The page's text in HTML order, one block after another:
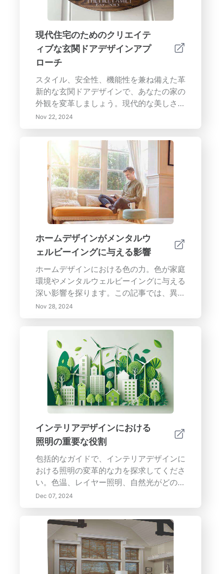
ださい。注意の散漫を最小限に抑え、風水
の原則を補完するスマートホーム体験のた
めにテクノロジーを活用する方法を探求し
ましょう。定期的にスペースを見直し、調
整することで、あなたのライフスタイルに
合った穏やかな避難所を維持します。ウェ
ルビーイング、つながり、バランスを促進
するリビングルームを作るためのテクニッ
クとヒントに飛び込んでください—あなた
の家の中心が変革を待っています！
現代住宅のためのクリエイテ
ィブな玄関ドアデザインアプ
ローチ
スタイル、安全性、機能性を兼ね備えた革
新的な玄関ドアデザインで、あなたの家の
外観を変革しましょう。現代的な美しさと
耐久性を提供する繊維強化プラスチック、
ガラス、再生木材などの多様な材料を探求
してみてください。大胆な色と仕上げが玄
関ドアを目立たせ、スマートテクノロジー
の強化が便利さと安全性を確保する方法を
発見してください。ドアと家のデザインを
調和させる上での建築要素の重要性を学
び、あなたの独自の趣味を反映するパーソ
ナライズされたタッチからインスピレーシ
ョンを得ましょう。エコフレンドリーな材
料や高度なセキュリティ機能を統合するこ
とを目指しているかどうかにかかわらず、
私たちの包括的なガイドは、あなたの家の
入り口を向上させるための完璧な玄関ドア
の選択を手助けします。形と機能が融合し
た思慮深いデザインの選択で、 lasting
impressionを残しましょう。
Nov 22, 2024
ホームデザインがメンタルウ
ェルビーイングに与える影響
ホームデザインにおける色の力。色が家庭
環境やメンタルウェルビーイングに与える
深い影響を探ります。この記事では、異な
る色の心理的影響を考察し、柔らかい青や
緑がリラクゼーションを促進し、鮮やかな
黄色が創造性を刺激する方法を示します。
機能性と流れを優先した思慮深いレイアウ
トで平和な避難所をデザインする方法を学
びましょう。光や室内植物などの自然要素
の役割を探り、個人的なタッチが空間を心
地よい避難所にどのように変えるかを考え
ます。仕事とレジャーのための専門的なゾ
ーンを作るための戦略を明らかにし、明晰
さを促進しストレスを軽減します。あなた
の気分や全体的なウェルビーイングを高め
るために、理想的な避難所を作るための実
用的なヒントであなたの家のデザインを向
上させましょう。
Nov 28, 2024
インテリアデザインにおける
照明の重要な役割
包括的なガイドで、インテリアデザインに
おける照明の変革的な力を探求してくださ
い。色温、レイヤー照明、自然光がどのよ
うに完璧な雰囲気を作り出し、あらゆる空
間の機能性を高められるかを学びましょ
う。スマート照明ソリューションを取り入
れ、デザインテーマを引き立てるための適
切な器具を選ぶことで、エネルギー効率と
持続可能性を優先する方法を学びます。焦
点を作ることから、ムードを設定し、空間
Dec 07, 2024